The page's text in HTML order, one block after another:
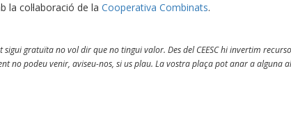
la col·laboració de la Cooperativa Combinats.
gratuïta no vol dir que no tingui valor. Des del CEESC hi invertim
no podeu venir, aviseu-nos, si us plau. La vostra plaça pot anar a alguna